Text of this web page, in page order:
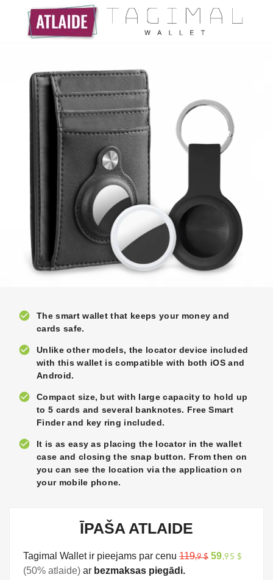
check_circle
The smart wallet that keeps your money and
cards safe.
check_circle
Unlike other models, the locator device included
with this wallet is compatible with both iOS and
Android.
check_circle
Compact size, but with large capacity to hold up
to 5 cards and several banknotes. Free Smart
Finder and key ring included.
check_circle
It is as easy as placing the locator in the wallet
case and closing the snap button. From then on
you can see the location via the application on
your mobile phone.
ĪPAŠA ATLAIDE
Tagimal Wallet ir pieejams par cenu 119,9 $ 59,95 $
(50% atlaide) ar bezmaksas piegādi.